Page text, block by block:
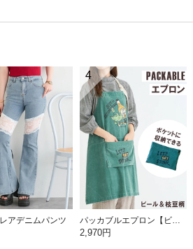
アデニムパンツ
4
パッカブルエプロン【ビール＆枝豆】
2,970円